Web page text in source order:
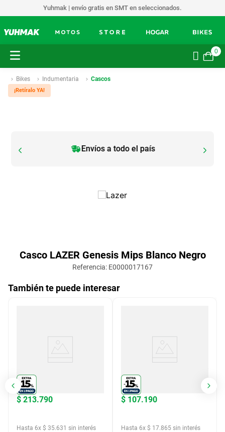
Yuhmak | envío gratis en SMT en seleccionados.
0
Bikes Indumentaria Cascos
¡Retíralo YA!
Envíos a todo el país
Casco LAZER Genesis Mips Blanco Negro
Referencia: E0000017167
También te puede interesar
$ 213.790
Hasta 6x $ 35.631 sin interés
$ 107.190
Hasta 6x $ 17.865 sin interés